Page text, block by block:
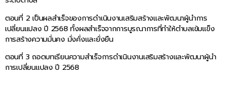
ตอนที่ 2 เป็นผลสำเร็จของการดำเนินงานเสริมสร้างและพัฒนาผู้นำการ
เปลี่ยนแปลง ปี 2568 ทั้งผลสำเร็จจากการบูรณาการที่ทำให้ตำบลเข้มแข็ง
การสร้างความมั่นคง มั่งคั่งและยั่งยืน
ตอนที่ 3 ถอดบทเรียนความสำเร็จการดำเนินงานเสริมสร้างและพัฒนาผู้นำ
การเปลี่ยนแปลง ปี 2568